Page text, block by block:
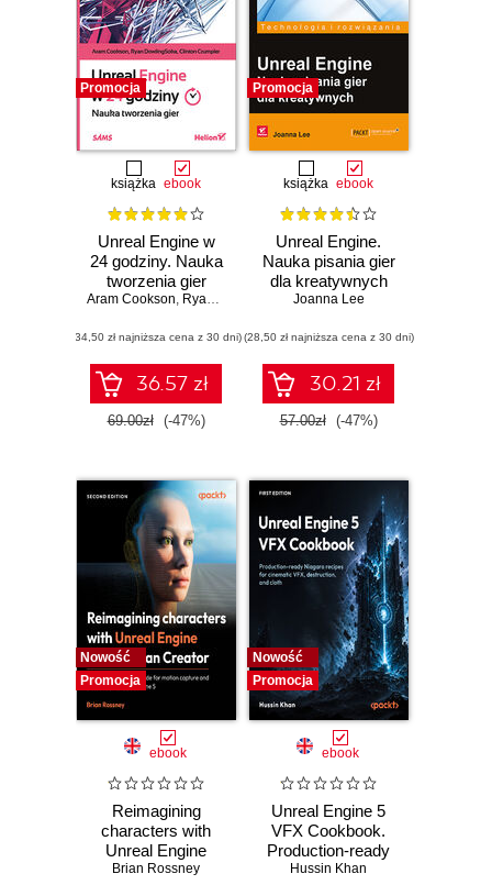
Promocja
książka ebook
Unreal Engine w
24 godziny. Nauka
tworzenia gier
Aram Cookson, Ryan DowlingSoka ,Clinton Crumpler
(34,50 zł najniższa cena z 30 dni)
36.57 zł
69.00zł (-47%)
Promocja
książka ebook
Unreal Engine.
Nauka pisania gier
dla kreatywnych
Joanna Lee
(28,50 zł najniższa cena z 30 dni)
30.21 zł
57.00zł (-47%)
Nowość
Promocja
ebook
Reimagining
characters with
Unreal Engine
MetaHuman
Brian Rossney
Nowość
Promocja
ebook
Unreal Engine 5
VFX Cookbook.
Production-ready
Niagara recipes for
Hussin Khan